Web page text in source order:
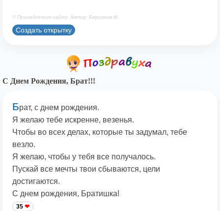
© Принадлежит сайту. Автор: Берсанов М.
Создать открытку
С Днем Рождения, Брат!!!
Брат, с днем рождения.
Я желаю тебе искренне, везенья.
Чтобы во всех делах, которые ты задумал, тебе
везло.
Я желаю, чтобы у тебя все получалось.
Пускай все мечты твои сбываются, цели
достигаются.
С днем рождения, Братишка!
35